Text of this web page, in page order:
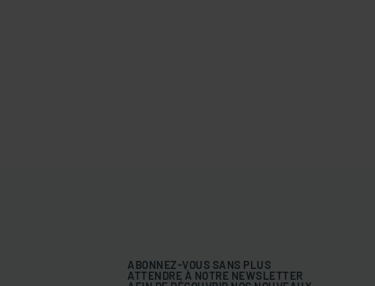
ABONNEZ-VOUS SANS PLUS
ATTENDRE À NOTRE NEWSLETTER